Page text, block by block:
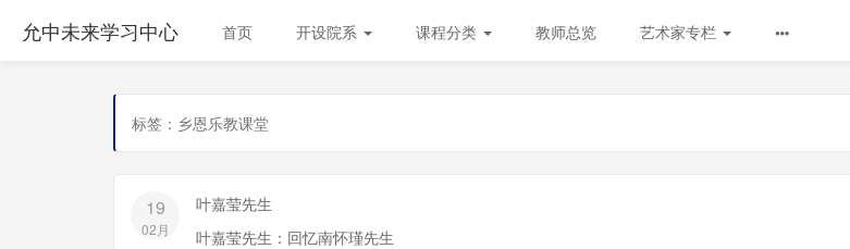
允中未来学习中心 首页 开设院系 课程分类 教师总览 艺术家专栏
标签：乡恩乐教课堂
19
02月
叶嘉莹先生
叶嘉莹先生：回忆南怀瑾先生